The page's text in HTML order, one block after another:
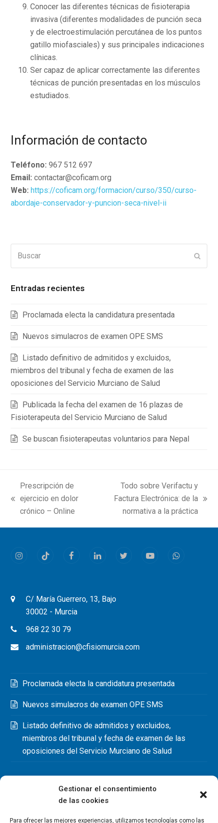
Gestionar el consentimiento
de las cookies
Para ofrecer las mejores experiencias, utilizamos tecnologías como las
Conocer las diferentes técnicas de fisioterapia
invasiva (diferentes modalidades de punción seca
y de electroestimulación percutánea de los puntos
gatillo miofasciales) y sus principales indicaciones
clínicas.
Ser capaz de aplicar correctamente las diferentes
técnicas de punción presentadas en los músculos
estudiados.
Información de contacto
Teléfono: 967 512 697
Email: contactar@coficam.org
Web: https://coficam.org/formacion/curso/350/curso-
abordaje-conservador-y-puncion-seca-nivel-ii
Entradas recientes
Proclamada electa la candidatura presentada
Nuevos simulacros de examen OPE SMS
Listado definitivo de admitidos y excluidos,
miembros del tribunal y fecha de examen de las
oposiciones del Servicio Murciano de Salud
Publicada la fecha del examen de 16 plazas de
Fisioterapeuta del Servicio Murciano de Salud
Se buscan fisioterapeutas voluntarios para Nepal
previous
post:
Prescripción de
ejercicio en dolor
crónico – Online
Todo sobre Verifactu y
Factura Electrónica: de la
normativa a la práctica
InstagramTiktok FacebookLinkedInTwitterYoutubeWhatsapp
C/ María Guerrero, 13, Bajo
30002 - Murcia
968 22 30 79
administracion@cfisiomurcia.com
Proclamada electa la candidatura presentada
Nuevos simulacros de examen OPE SMS
Listado definitivo de admitidos y excluidos,
miembros del tribunal y fecha de examen de las
oposiciones del Servicio Murciano de Salud